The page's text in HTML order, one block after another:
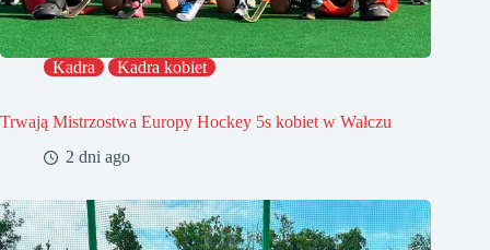
Kadra Kadra kobiet
Trwają Mistrzostwa Europy Hockey 5s kobiet w Wałczu
2 dni ago